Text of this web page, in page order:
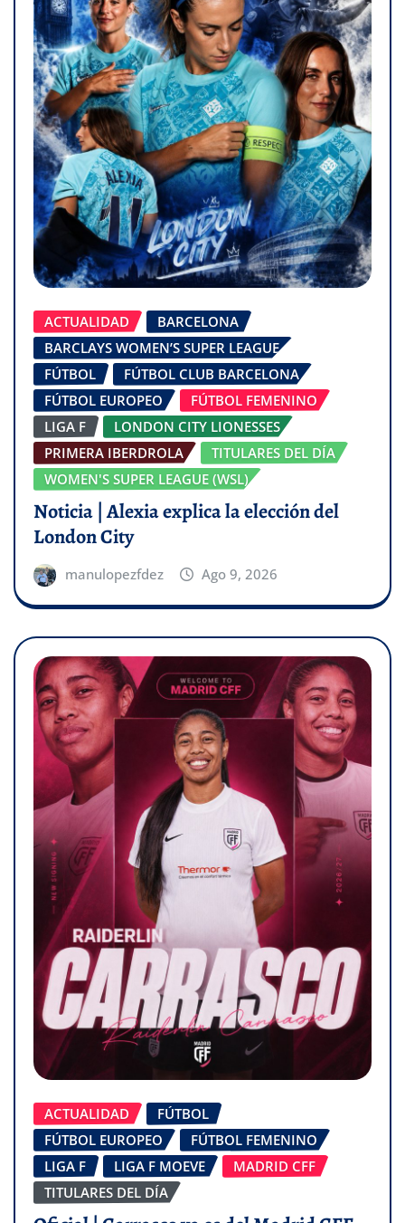
ACTUALIDAD
BARCELONA
BARCLAYS WOMEN’S SUPER LEAGUE
FÚTBOL
FÚTBOL CLUB BARCELONA
FÚTBOL EUROPEO
FÚTBOL FEMENINO
LIGA F
LONDON CITY LIONESSES
PRIMERA IBERDROLA
TITULARES DEL DÍA
WOMEN'S SUPER LEAGUE (WSL)
Noticia | Alexia explica la elección del
London City
manulopezfdez Ago 9, 2026
ACTUALIDAD
FÚTBOL
FÚTBOL EUROPEO
FÚTBOL FEMENINO
LIGA F
LIGA F MOEVE
MADRID CFF
TITULARES DEL DÍA